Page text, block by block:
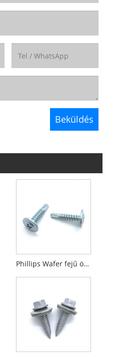
Phillips Wafer fejű önfúró csavarok